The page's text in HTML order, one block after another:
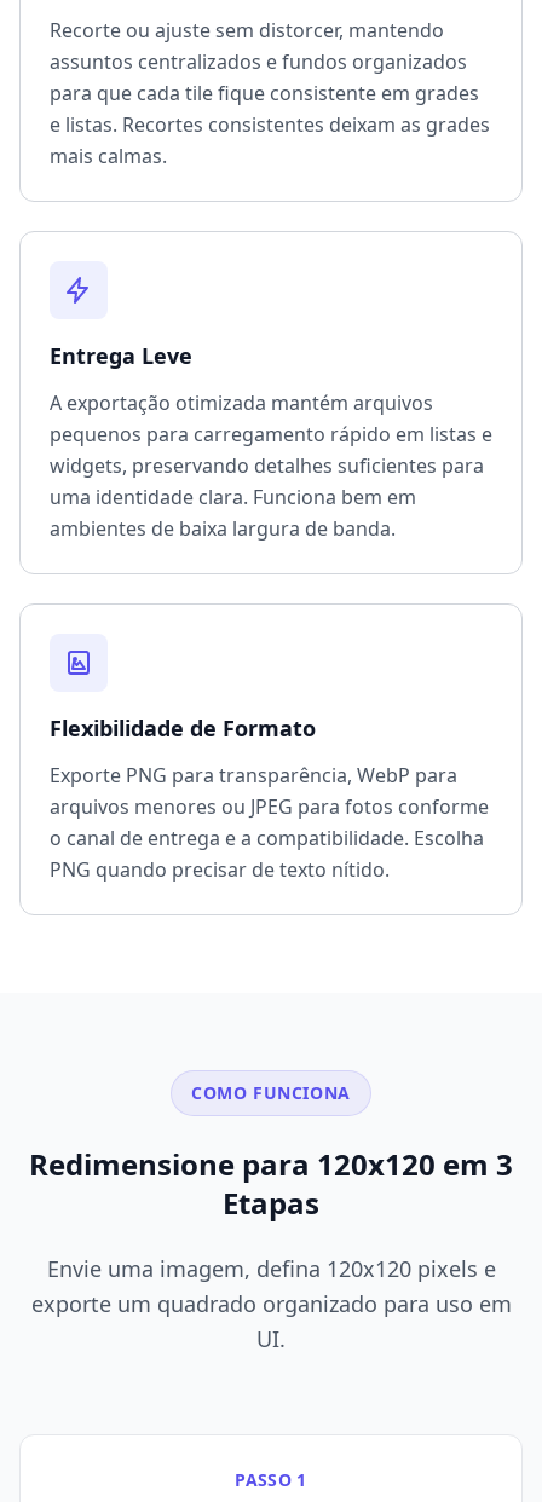
Recorte ou ajuste sem distorcer, mantendo
assuntos centralizados e fundos organizados
para que cada tile fique consistente em grades
e listas. Recortes consistentes deixam as grades
mais calmas.
Entrega Leve
A exportação otimizada mantém arquivos
pequenos para carregamento rápido em listas e
widgets, preservando detalhes suficientes para
uma identidade clara. Funciona bem em
ambientes de baixa largura de banda.
Flexibilidade de Formato
Exporte PNG para transparência, WebP para
arquivos menores ou JPEG para fotos conforme
o canal de entrega e a compatibilidade. Escolha
PNG quando precisar de texto nítido.
COMO FUNCIONA
Redimensione para 120x120 em 3
Etapas
Envie uma imagem, defina 120x120 pixels e
exporte um quadrado organizado para uso em
UI.
PASSO 1